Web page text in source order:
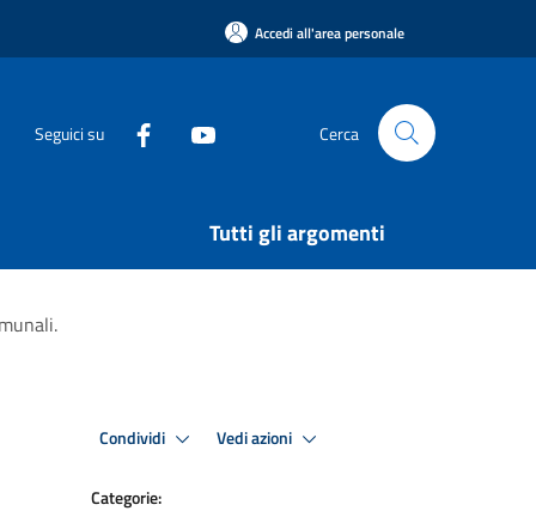
Accedi all'area personale
Seguici su Cerca
Tutti gli argomenti
Condividi Vedi azioni
Categorie: